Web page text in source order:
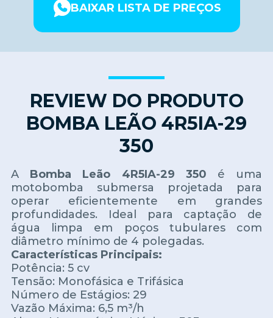
BAIXAR LISTA DE PREÇOS
REVIEW DO PRODUTO
BOMBA LEÃO 4R5IA-29
350
A Bomba Leão 4R5IA-29 350 é uma
motobomba submersa projetada para
operar eficientemente em grandes
profundidades. Ideal para captação de
água limpa em poços tubulares com
diâmetro mínimo de 4 polegadas.
Características Principais:
Potência: 5 cv
Tensão: Monofásica e Trifásica
Número de Estágios: 29
Vazão Máxima: 6,5 m³/h